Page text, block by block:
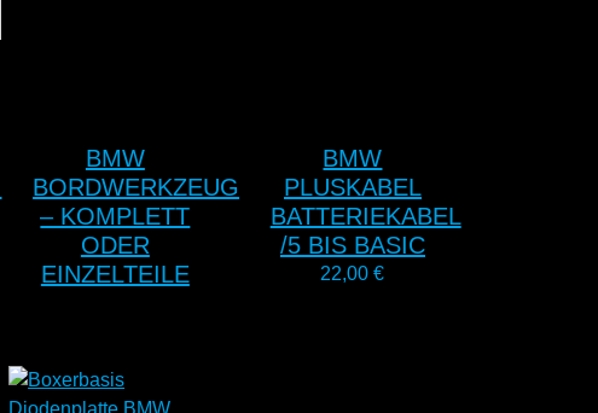
BMW
BORDWERKZEUG
– KOMPLETT
ODER
EINZELTEILE
BMW
PLUSKABEL
BATTERIEKABEL
/5 BIS BASIC
22,00€